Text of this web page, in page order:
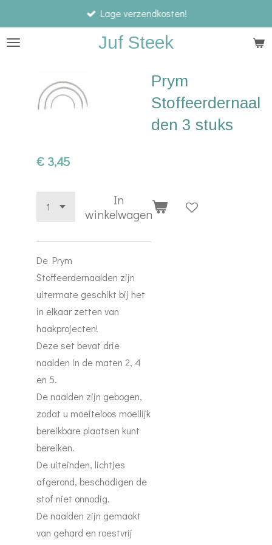
direct
naar
hoofdinhoud
Juf Steek
Lage verzendkosten!
Prym
Stoffeerdernaal
den 3 stuks
€ 3,45
In
winkelwagen
De Prym
Stoffeerdernaalden zijn
uitermate geschikt bij het
in elkaar zetten van
haakprojecten!
Deze set bevat drie
naalden in de maten 2, 4
en 5.
De naalden zijn gebogen,
zodat u moeiteloos moeilijk
bereikbare plaatsen kunt
bereiken.
De uiteinden, lichtjes
afgerond, beschadigen de
stof niet onnodig.
De naalden zijn gemaakt
van gehard en roestvrij